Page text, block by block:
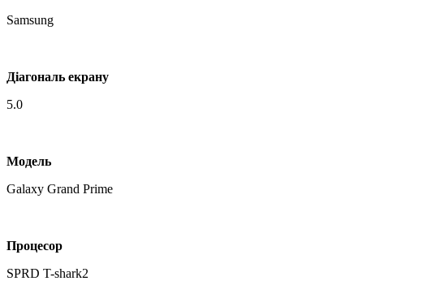
Samsung
Діагональ екрану
5.0
Модель
Galaxy Grand Prime
Процесор
SPRD T-shark2